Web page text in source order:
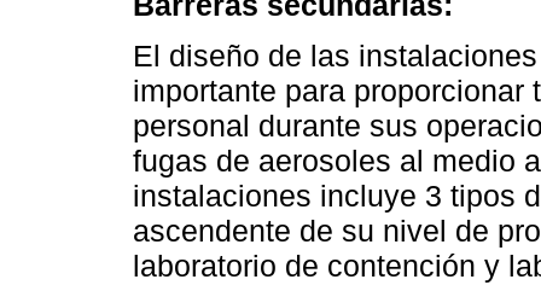
El diseño de las
importante para proporcionar
personal durante sus
fugas de aerosoles al medio
instalaciones incluye 3 tipos
ascendente de su nivel de
laboratorio de contención y